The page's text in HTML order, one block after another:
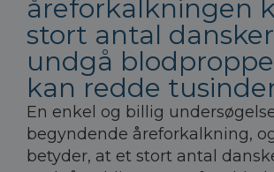
åreforkalkningen
stort antal
undgå
kan redde
En enkel og billig
begyndende åreforkalkning,
betyder, at et stort antal